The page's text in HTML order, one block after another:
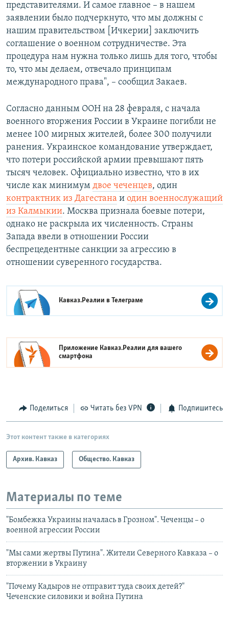
представителями. И самое главное – в нашем
заявлении было подчеркнуто, что мы должны с
нашим правительством [Ичкерии] заключить
соглашение о военном сотрудничестве. Эта
процедура нам нужна только лишь для того, чтобы
то, что мы делаем, отвечало принципам
международного права", – сообщил Закаев.
Согласно данным ООН на 28 февраля, с начала
военного вторжения России в Украине погибли не
менее 100 мирных жителей, более 300 получили
ранения. Украинское командование утверждает,
что потери российской армии превышают пять
тысяч человек. Официально известно, что в их
числе как минимум двое чеченцев, один
контрактник из Дагестана и один военнослужащий
из Калмыкии. Москва признала боевые потери,
однако не раскрыла их численность. Страны
Запада ввели в отношении России
беспрецедентные санкции за агрессию в
отношении суверенного государства.
Кавказ.Реалии вТелеграме
Приложение Кавказ.Реалии для вашего
смартфона
Поделиться Читать без VPN Подпишитесь
Этот контент также в категориях
Архив. Кавказ Общество. Кавказ
Материалы по теме
"Бомбежка Украины началась в Грозном". Чеченцы – о
военной агрессии России
"Мы сами жертвы Путина". Жители Северного Кавказа – о
вторжении в Украину
"Почему Кадыров не отправит туда своих детей?"
Чеченские силовики и война Путина